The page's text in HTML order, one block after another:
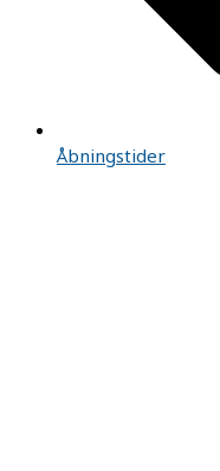
Åbningstider